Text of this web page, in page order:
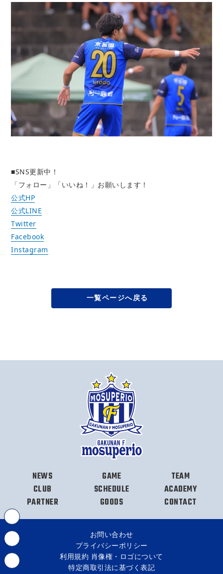
■SNS更新中！
「フォロー」「いいね！」お願いします！
公式HP
公式LINE
Twitter
Facebook
Instagram
一覧ページへ戻る
NEWS GAME
TEAM
CLUB
SCHEDULE
ACADEMY
PARTNER
GOODS CONTACT
お問い合わせ
プライバシーポリシー
利用規約 肖像権・ロゴについて
特定商取引法に基づく表記